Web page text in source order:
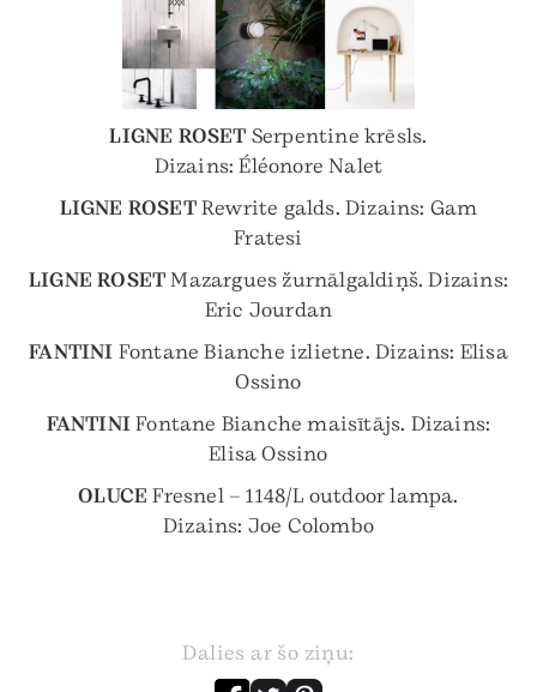
LIGNE ROSET Serpentine krēsls.
Dizains: Éléonore Nalet
LIGNE ROSET Rewrite galds. Dizains: Gam
Fratesi
LIGNE ROSETMazargues žurnālgaldiņš. Dizains:
Eric Jourdan
FANTINI Fontane Bianche izlietne. Dizains: Elisa
Ossino
FANTINIFontane Bianche maisītājs. Dizains:
Elisa Ossino
OLUCE Fresnel – 1148/L outdoor lampa.
Dizains: Joe Colombo
Dalies ar šo ziņu: